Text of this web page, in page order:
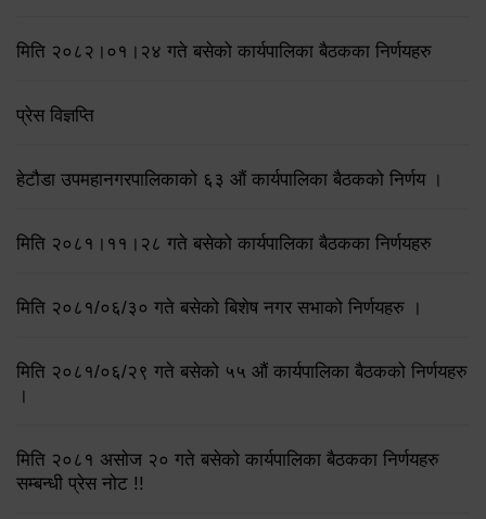
मिति २०८२।०१।२४ गते बसेको कार्यपालिका बैठकका निर्णयहरु
प्रेस विज्ञप्ति
हेटौडा उपमहानगरपालिकाको ६३ औं कार्यपालिका बैठकको निर्णय ।
मिति २०८१।११।२८ गते बसेको कार्यपालिका बैठकका निर्णयहरु
मिति २०८१/०६/३० गते बसेको बिशेष नगर सभाको निर्णयहरु ।
मिति २०८१/०६/२९ गते बसेको ५५ औं कार्यपालिका बैठकको निर्णयहरु
।
मिति २०८१ असोज २० गते बसेको कार्यपालिका बैठकका निर्णयहरु
सम्बन्धी प्रेस नोट !!